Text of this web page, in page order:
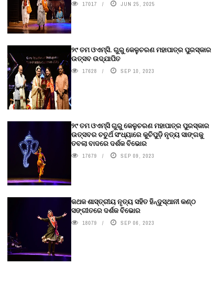
17017 JUN 25, 2025
୨୯ ତମ ଓଏମ୍‌ସି. ଗୁରୁ କେଳୁଚରଣ ମହାପାତ୍ର ପୁରସ୍କାର
ଉତ୍ସବ ଉଦ୍‍ଯାପିତ
17628 SEP 10, 2023
୨୯ ତମ ଓଏମ୍‌ସି ଗୁରୁ କେଳୁଚରଣ ମହାପାତ୍ର ପୁରସ୍କାର
ଉତ୍ସବର ଚତୁର୍ଥ ସଂଧ୍ୟାରେ କୁଚିପୁଡ଼ି ନୃତ୍ୟ ସାଙ୍ଗକୁ
ତବଲା ବାଦରେ ଦର୍ଶକ ବିଭୋର
17679 SEP 09, 2023
କଥକ ଶାସ୍ତ୍ରୀୟ ନୃତ୍ୟ ସହିତ ହିନ୍ଦୁସ୍ଥାନୀ କଣ୍ଠ
ସଙ୍ଗୀତରେ ଦର୍ଶକ ବିଭୋର
18079 SEP 06, 2023